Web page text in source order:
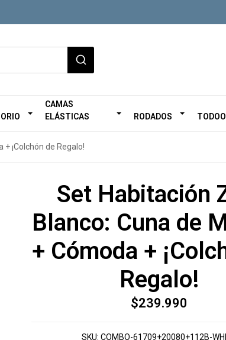
CAMAS
ELÁSTICAS
RODADOS
¡Colchón de Regalo!
Set Habitación
Blanco: Cuna de
+ Cómoda +
Regalo!
$239.990
SKU: COMBO-61709+20080+112B-